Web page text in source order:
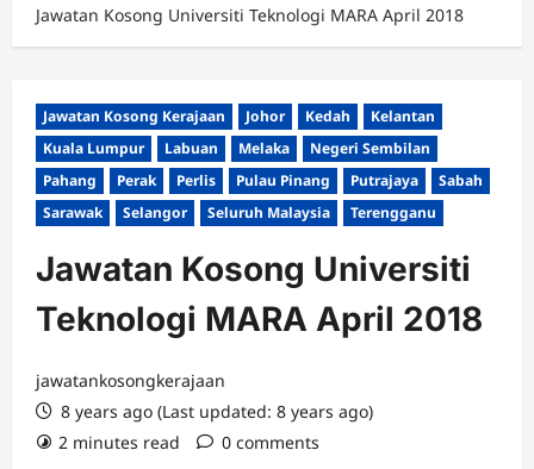
Jawatan Kosong Universiti Teknologi MARA April 2018
Jawatan Kosong Kerajaan Johor Kedah
Kelantan
Kuala Lumpur
Labuan Melaka
Negeri Sembilan
Pahang
Perak Perlis Pulau Pinang Putrajaya
Sabah
Sarawak
Selangor Seluruh Malaysia Terengganu
Jawatan Kosong Universiti
Teknologi MARA April 2018
jawatankosongkerajaan
8 years ago (Last updated: 8 years ago)
2 minutes read
0 comments